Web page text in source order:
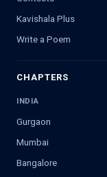
Kavishala Plus
Write a Poem
CHAPTERS
INDIA
Gurgaon
Mumbai
Bangalore